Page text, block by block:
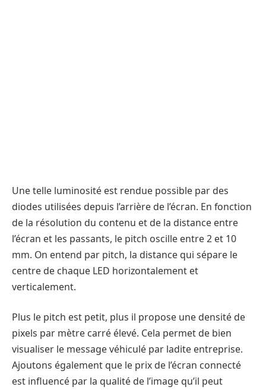
Une telle luminosité est rendue possible par des
diodes utilisées depuis l’arrière de l’écran. En fonction
de la résolution du contenu et de la distance entre
l’écran et les passants, le pitch oscille entre 2 et 10
mm. On entend par pitch, la distance qui sépare le
centre de chaque LED horizontalement et
verticalement.
Plus le pitch est petit, plus il propose une densité de
pixels par mètre carré élevé. Cela permet de bien
visualiser le message véhiculé par ladite entreprise.
Ajoutons également que le prix de l’écran connecté
est influencé par la qualité de l’image qu’il peut